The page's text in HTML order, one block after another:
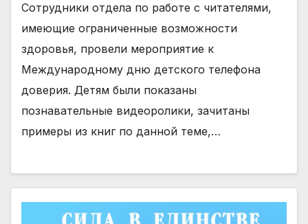
Сотрудники отдела по работе с читателями,
имеющие ограниченные возможности
здоровья, провели мероприятие к
Международному дню детского телефона
доверия. Детям были показаны
познавательные видеоролики, зачитаны
примеры из книг по данной теме,…